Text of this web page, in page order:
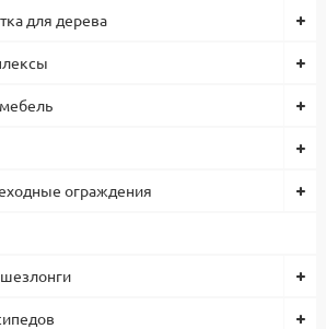
корпус с порошковой
грунт с порошковой покраской
К
для дерева
ограждения